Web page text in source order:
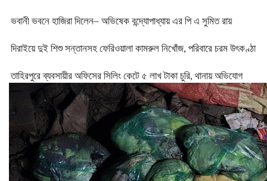
ভবানী ভবনে হাজিরা দিলেন– অভিষেক বন্দ্যোপাধ্যায় এর পি এ সুমিত রায়
দিরাইয়ে দুই শিশু সন্তানসহ ফেরিওয়ালা কামরুল নিখোঁজ, পরিবারে চরম উৎকণ্ঠা
তাহিরপুরে ব্যবসায়ীর অফিসের সিলিং কেটে ৫ লাখ টাকা চুরি, থানায় অভিযোগ